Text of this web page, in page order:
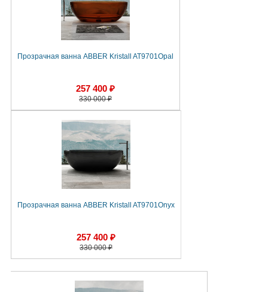
Прозрачная ванна ABBER Kristall AT9701Opal
257 400 ₽
330 000 ₽
Прозрачная ванна ABBER Kristall AT9701Onyx
257 400 ₽
330 000 ₽